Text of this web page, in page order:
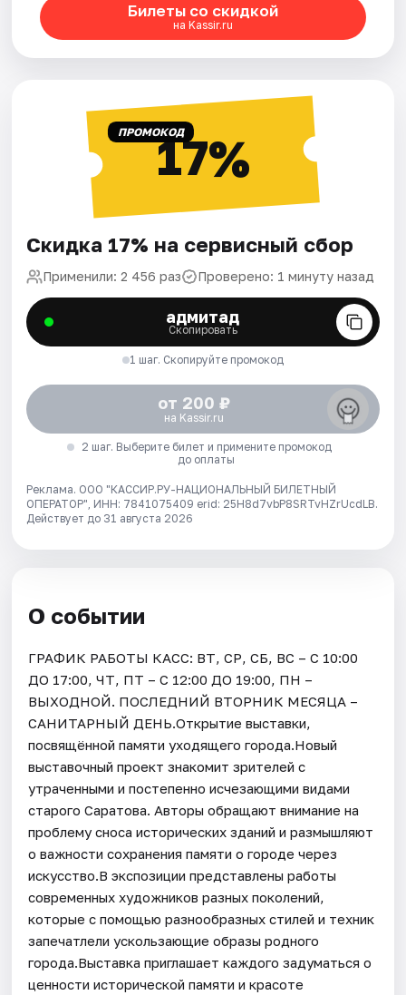
Билеты со скидкой
на Kassir.ru
ПРОМОКОД17%
Скидка 17% на сервисный сбор
Применили: 2 456 раз Проверено: 1 минуту назад
адмитад
Скопировать
1 шаг. Скопируйте промокод
от 200 ₽
на Kassir.ru
2 шаг. Выберите билет и примените промокод
до оплаты
Реклама. ООО "КАССИР.РУ-НАЦИОНАЛЬНЫЙ БИЛЕТНЫЙ
ОПЕРАТОР", ИНН: 7841075409 erid: 25H8d7vbP8SRTvHZrUcdLB.
Действует до 31 августа 2026
О событии
ГРАФИК РАБОТЫ КАСС: ВТ, СР, СБ, ВС – С 10:00
ДО 17:00, ЧТ, ПТ – С 12:00 ДО 19:00, ПН –
ВЫХОДНОЙ. ПОСЛЕДНИЙ ВТОРНИК МЕСЯЦА –
САНИТАРНЫЙ ДЕНЬ.Открытие выставки,
посвящённой памяти уходящего города.Новый
выставочный проект знакомит зрителей с
утраченными и постепенно исчезающими видами
старого Саратова. Авторы обращают внимание на
проблему сноса исторических зданий и размышляют
о важности сохранения памяти о городе через
искусство.В экспозиции представлены работы
современных художников разных поколений,
которые с помощью разнообразных стилей и техник
запечатлели ускользающие образы родного
города.Выставка приглашает каждого задуматься о
ценности исторической памяти и красоте